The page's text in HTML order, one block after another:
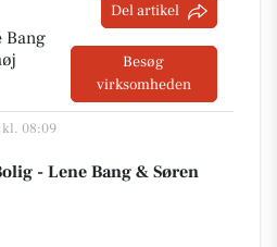
Bang
Del artikel
Besøg
virksomheden
kl. 08:09
- Lene Bang & Søren